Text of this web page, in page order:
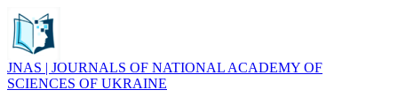
JNAS | JOURNALS OF NATIONAL ACADEMY OF
SCIENCES OF UKRAINE